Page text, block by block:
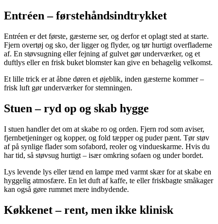
Entréen – førstehåndsindtrykket
Entréen er det første, gæsterne ser, og derfor et oplagt sted at starte.
Fjern overtøj og sko, der ligger og flyder, og tør hurtigt overfladerne
af. En støvsugning eller fejning af gulvet gør underværker, og et
duftlys eller en frisk buket blomster kan give en behagelig velkomst.
Et lille trick er at åbne døren et øjeblik, inden gæsterne kommer –
frisk luft gør underværker for stemningen.
Stuen – ryd op og skab hygge
I stuen handler det om at skabe ro og orden. Fjern rod som aviser,
fjernbetjeninger og kopper, og fold tæpper og puder pænt. Tør støv
af på synlige flader som sofabord, reoler og vindueskarme. Hvis du
har tid, så støvsug hurtigt – især omkring sofaen og under bordet.
Lys levende lys eller tænd en lampe med varmt skær for at skabe en
hyggelig atmosfære. En let duft af kaffe, te eller friskbagte småkager
kan også gøre rummet mere indbydende.
Køkkenet – rent, men ikke klinisk